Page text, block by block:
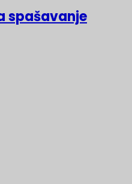
spašavanje